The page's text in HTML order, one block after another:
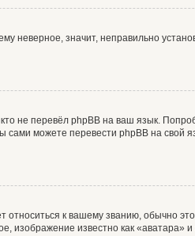
неверное, значит, неправильно
не перевёл phpBB на ваш язык.
сами можете перевести phpBB на
к вашему званию, обычно
известно как «аватара»